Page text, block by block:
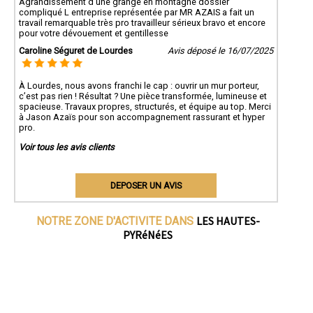
compliqué L entreprise représentée par MR AZAIS a fait un
travail remarquable très pro travailleur sérieux bravo et encore
pour votre dévouement et gentillesse
Caroline Séguret de Lourdes
Avis déposé le 16/07/2025
À Lourdes, nous avons franchi le cap : ouvrir un mur porteur,
c’est pas rien ! Résultat ? Une pièce transformée, lumineuse et
spacieuse. Travaux propres, structurés, et équipe au top. Merci
à Jason Azaïs pour son accompagnement rassurant et hyper
pro.
Voir tous les avis clients
DEPOSER UN AVIS
NOTRE ZONE D'ACTIVITE DANS LES HAUTES-
PYRéNéES